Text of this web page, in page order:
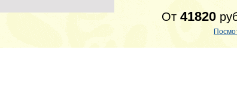
От 41820